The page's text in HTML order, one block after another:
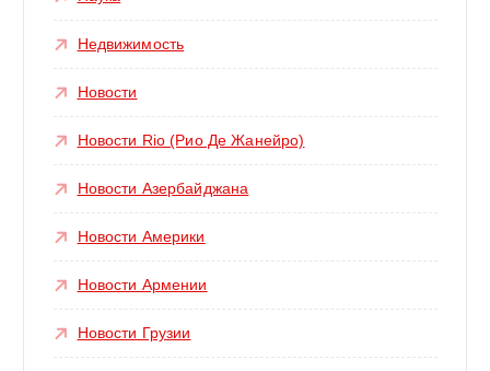
Недвижимость
Новости
Новости Rio (Рио Де Жанейро)
Новости Азербайджана
Новости Америки
Новости Армении
Новости Грузии